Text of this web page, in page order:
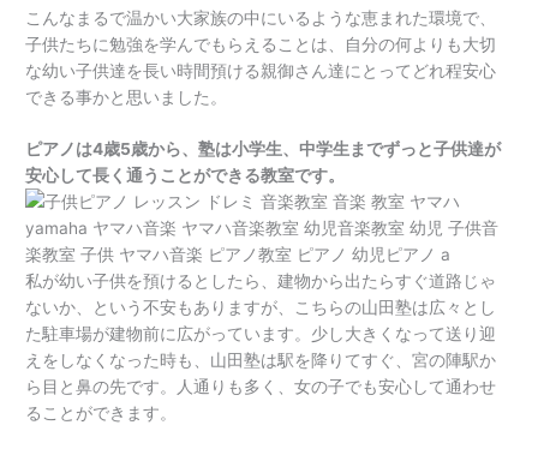
こんなまるで温かい大家族の中にいるような恵まれた環境で、
子供たちに勉強を学んでもらえることは、自分の何よりも大切
な幼い子供達を長い時間預ける親御さん達にとってどれ程安心
できる事かと思いました。
ピアノは4歳5歳から、塾は小学生、中学生までずっと子供達が
安心して長く通うことができる教室です。
私が幼い子供を預けるとしたら、建物から出たらすぐ道路じゃ
ないか、という不安もありますが、こちらの山田塾は広々とし
た駐車場が建物前に広がっています。少し大きくなって送り迎
えをしなくなった時も、山田塾は駅を降りてすぐ、宮の陣駅か
ら目と鼻の先です。人通りも多く、女の子でも安心して通わせ
ることができます。